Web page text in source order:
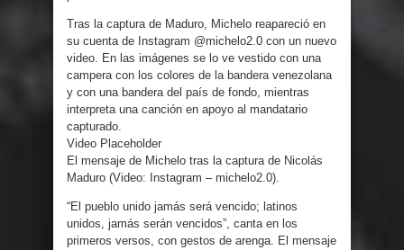
Tras la captura de Maduro, Michelo reapareció en
su cuenta de Instagram @michelo2.0 con un nuevo
video. En las imágenes se lo ve vestido con una
campera con los colores de la bandera venezolana
y con una bandera del país de fondo, mientras
interpreta una canción en apoyo al mandatario
capturado.
Video Placeholder
El mensaje de Michelo tras la captura de Nicolás
Maduro (Video: Instagram – michelo2.0).
“El pueblo unido jamás será vencido; latinos
unidos, jamás serán vencidos”, canta en los
primeros versos, con gestos de arenga. El mensaje